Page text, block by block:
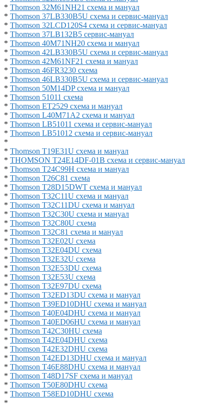
* Thomson 32M61NH21 схема и мануал
* Thomson 37LB330B5U схема и сервис-мануал
* Thomson 32LCD120S4 схема и сервис-мануал
* Thomson 37LB132B5 сервис-мануал
* Thomson 40M71NH20 схема и мануал
* Thomson 42LB330B5U схема и сервис-мануал
* Thomson 42M61NF21 схема и мануал
* Thomson 46FR3230 схема
* Thomson 46LB330B5U схема и сервис-мануал
* Thomson 50M14DP схема и мануал
* Thomson 51011 схема
* Thomson ET2529 схема и мануал
* Thomson L40M71A2 схема и мануал
* Thomson LB51011 схема и сервис-мануал
* Thomson LB51012 схема и сервис-мануал
*
* Thomson T19E31U схема и мануал
* THOMSON T24E14DF-01B схема и сервис-мануал
* Thomson T24C99H схема и мануал
* Thomson T26C81 схема
* Thomson T28D15DWT схема и мануал
* Thomson T32C11U схема и мануал
* Thomson T32C11DU схема и мануал
* Thomson T32C30U схема и мануал
* Thomson T32C80U схема
* Thomson T32C81 схема и мануал
* Thomson T32E02U схема
* Thomson T32E04DU схема
* Thomson T32E32U схема
* Thomson T32E53DU схема
* Thomson T32E53U схема
* Thomson T32E97DU схема
* Thomson T32ED13DU схема и мануал
* Thomson T39ED10DHU схема и мануал
* Thomson T40E04DHU схема и мануал
* Thomson T40ED06HU схема и мануал
* Thomson T42C30HU схема
* Thomson T42E04DHU схема
* Thomson T42E32DHU схема
* Thomson T42ED13DHU схема и мануал
* Thomson T46E88DHU схема и мануал
* Thomson T48D17SF схема и мануал
* Thomson T50E80DHU схема
* Thomson T58ED10DHU схема
*